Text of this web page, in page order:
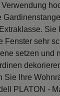
Sie
Fenster sehr
setzen und
Sie Ihre
PLATON -